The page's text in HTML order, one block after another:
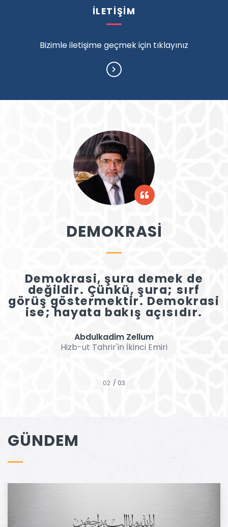
İLETİŞİM
Bizimle iletişime geçmek için tıklayınız
DEMOKRASİ
Demokrasi, şura demek de
değildir. Çünkü, şura; sırf
görüş göstermektir. Demokrasi
ise; hayata bakış açısıdır.
Abdulkadim Zellum
Hizb-ut Tahrir'in İkinci Emiri
/ 03
GÜNDEM